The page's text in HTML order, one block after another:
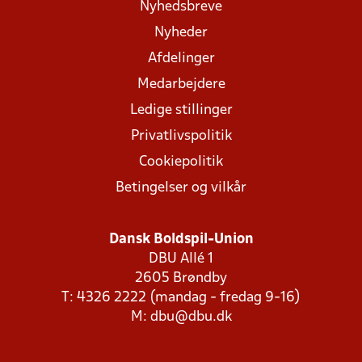
Nyhedsbreve
Nyheder
Afdelinger
Medarbejdere
Ledige stillinger
Privatlivspolitik
Cookiepolitik
Betingelser og vilkår
Dansk Boldspil-Union
DBU Allé 1
2605 Brøndby
T: 4326 2222 (mandag - fredag 9-16)
M: dbu@dbu.dk